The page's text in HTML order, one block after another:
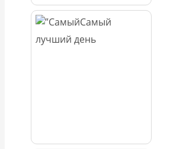
Самый
лучший день